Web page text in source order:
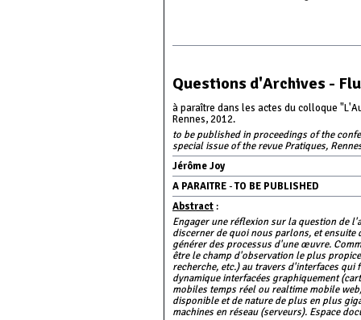
Questions d'Archives -
à paraître dans les actes du colloque
Rennes, 2012.
to be published in proceedings of the
special issue of the revue Pratiques,
Jérôme Joy
A PARAITRE-TO BE PUBLISHED
Abstract:
Engager une réflexion sur la question de
discerner de quoi nous parlons, et
générer des processus d'une œuvre.
être le champ d'observation le plus
recherche, etc.) au travers d'interfaces
dynamique interfacées graphiquement
mobiles temps réel ou realtime mobile
disponible et de nature de plus en plus
machines en réseau (serveurs). Espace